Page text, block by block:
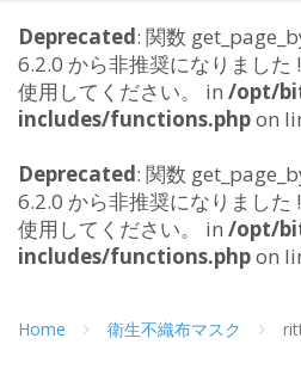
Deprecated: 関数
6.2.0 から非推奨になりました
使用してください。 in /opt/
includes/functions.phpon
Deprecated: 関数
6.2.0 から非推奨になりました
使用してください。 in /opt/
includes/functions.phpon
Home 衛生不織布マスク